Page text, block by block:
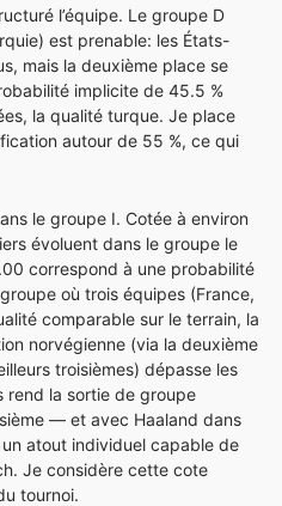
l’équipe. Le groupe D
est prenable: les États-
mais la deuxième place se
implicite de 45.5 %
la qualité turque. Je place
autour de 55 %, ce qui
le groupe I. Cotée à environ
évoluent dans le groupe le
correspond à une probabilité
où trois équipes (France,
comparable sur le terrain, la
norvégienne (via la deuxième
troisièmes) dépasse les
rend la sortie de groupe
— et avec Haaland dans
atout individuel capable de
Je considère cette cote
tournoi.